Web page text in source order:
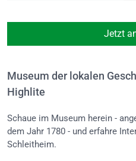
Jetzt
Museum der lokalen
Highlite
Schaue im Museum herein -
dem Jahr 1780 - und erfahre
Schleitheim.